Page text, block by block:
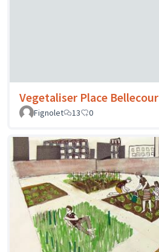
Vegetaliser Place Bellecour
Fignolet
13 0